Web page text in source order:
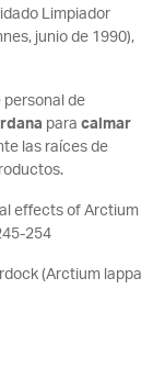
Limpiador
junio de 1990),
personal de
para calmar
las raíces de
effects of Arctium
254
(Arctium lappa